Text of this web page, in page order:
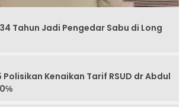
Tahun Jadi Pengedar Sabu di Long
Polisikan Kenaikan Tarif RSUD dr Abdul